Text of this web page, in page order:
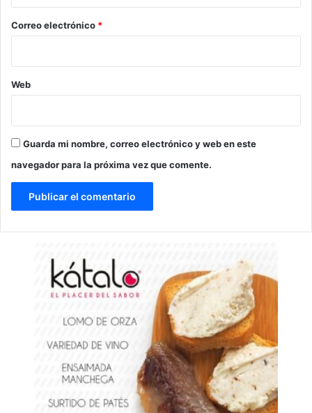
*
Correo electrónico *
Web
Guarda mi nombre, correo electrónico y web en este
navegador para la próxima vez que comente.